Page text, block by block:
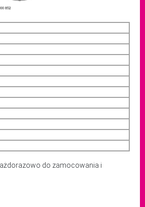
do zamocowania i